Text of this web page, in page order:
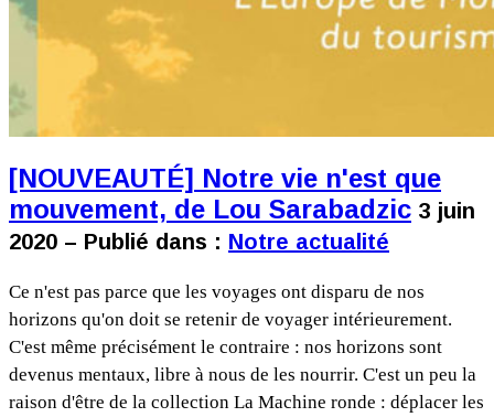
[NOUVEAUTÉ] Notre vie n'est que
mouvement, de Lou Sarabadzic 3 juin
2020 – Publié dans : Notre actualité
Ce n'est pas parce que les voyages ont disparu de nos
horizons qu'on doit se retenir de voyager intérieurement.
C'est même précisément le contraire : nos horizons sont
devenus mentaux, libre à nous de les nourrir. C'est un peu la
raison d'être de la collection La Machine ronde : déplacer les